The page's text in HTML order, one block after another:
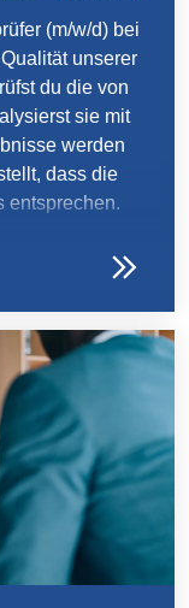
(m/w/d) bei
unserer
du die von
sie mit
werden
dass die
entsprechen.
für die
Garanten der